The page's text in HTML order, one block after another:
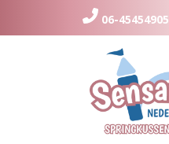
06-45454905